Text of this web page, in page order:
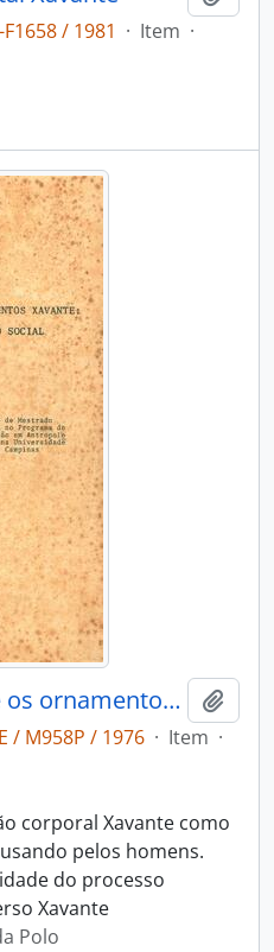
F1658 / 1981 · Item ·
A pintura do corpo e os ornamentos xavante: arte visual e comunicação social
/ M958P / 1976 · Item ·
corporal Xavante como
pelos homens.
do processo
Xavante
Polo